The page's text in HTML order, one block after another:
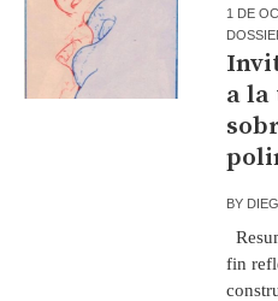
1 DE
a
BY
fin